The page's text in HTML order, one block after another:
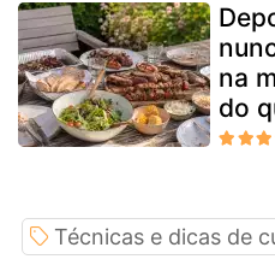
na
do
Técnicas e dicas de